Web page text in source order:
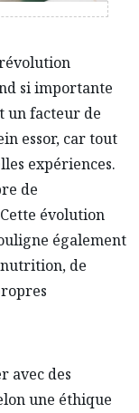
si importante
un facteur de
essor, car tout
expériences.
de
évolution
également
de
avec des
une éthique